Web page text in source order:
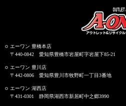
エーワン 豊橋本店
〒440-0842 愛知県豊橋市岩屋町字岩屋下85-21
エーワン 豊川店
〒442-0806 愛知県豊川市牧野町一丁目3番地
エーワン 湖西店
〒431-0301 静岡県湖西市新居町中之郷3990